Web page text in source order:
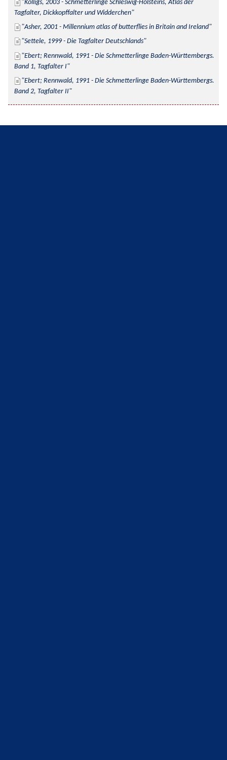
Kolligs, 2003 - Schmetterlinge Schleswig-Holsteins, Atlas der
Tagfalter, Dickkopffalter und Widderchen
Asher, 2001 - Millennium atlas of butterflies in Britain and Ireland
Settele, 1999 - Die Tagfalter Deutschlands
Ebert; Rennwald, 1991 - Die Schmetterlinge Baden-Württembergs.
Band 1, Tagfalter I
Ebert; Rennwald, 1991 - Die Schmetterlinge Baden-Württembergs.
Band 2, Tagfalter II